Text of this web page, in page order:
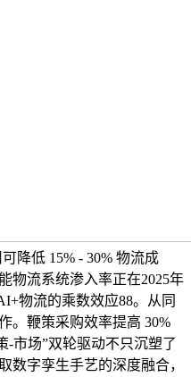
降低 15% - 30% 物流成
物流系统渗入率正在2025年
物流的乘数效应88。从同
。鞭策采购效率提高 30%
-市场”双轮驱动不只沉塑了
数字孪生手艺的深度融合，